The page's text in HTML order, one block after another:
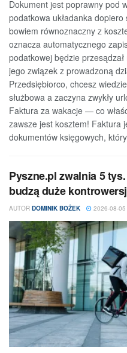
Dokument jest poprawny pod
podatkowa układanka
bowiem równoznaczny z
oznacza automatycznego
podatkowej będzie
jego związek z prowadzoną
Przedsiębiorco, chcesz
służbowa a zaczyna zwykły
Faktura za wakacje — co
zawsze jest kosztem! Faktura
dokumentów księgowych,
Pyszne.pl zwalnia 5
budzą duże
AUTOR DOMINIK BOŻEK 2026-08-05